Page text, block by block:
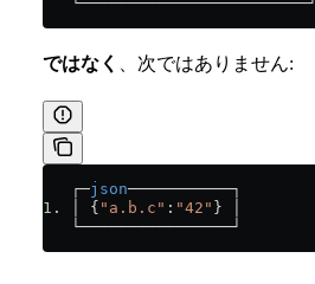
ではなく 、次ではありません:
   ┌─
json───────────┐
1 . │ { "a.b.c" : "42" } │
   └────────────────┘